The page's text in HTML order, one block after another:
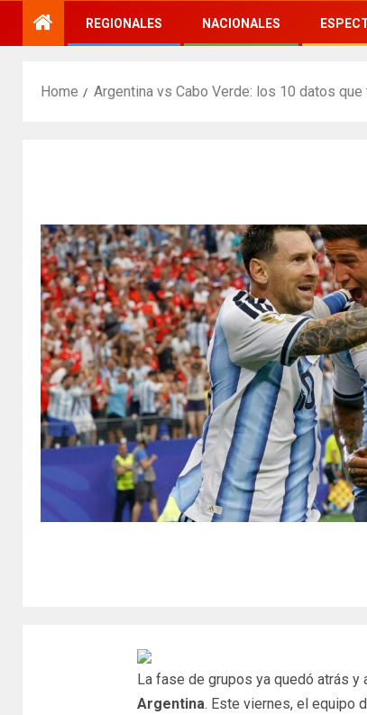
REGIONALES NACIONALES
Home Argentina vs Cabo Verde: los 10 datos
La fase de grupos ya quedó atrás y
Argentina. Este viernes, el equipo